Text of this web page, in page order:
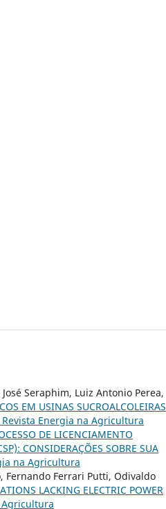
Seraphim, Luiz Antonio Perea,
EM USINAS SUCROALCOLEIRAS
Revista Energia na Agricultura
DE LICENCIAMENTO
CONSIDERAÇÕES SOBRE SUA
na Agricultura
Fernando Ferrari Putti, Odivaldo
LACKING ELECTRIC POWER
Agricultura